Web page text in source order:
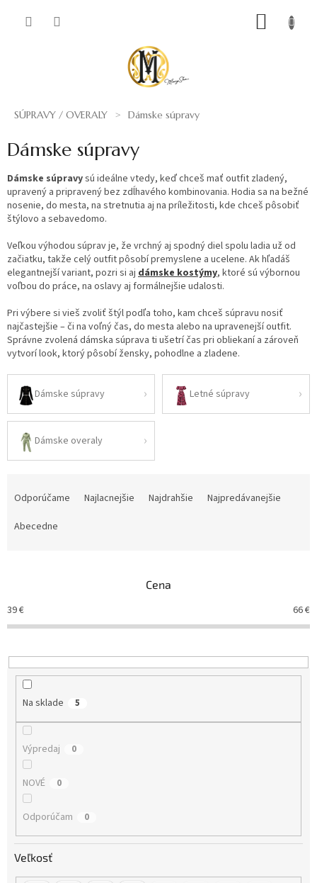
SÚPRAVY / OVERALY Dámske súpravy
Dámske súpravy
Dámske súpravysú ideálne vtedy, keď chceš mať outfit zladený,
upravený a pripravený bez zdĺhavého kombinovania. Hodia sa na bežné
nosenie, do mesta, na stretnutia aj na príležitosti, kde chceš pôsobiť
štýlovo a sebavedomo.
Veľkou výhodou súprav je, že vrchný aj spodný diel spolu ladia už od
začiatku, takže celý outfit pôsobí premyslene a ucelene. Ak hľadáš
elegantnejší variant, pozri si aj dámske kostýmy, ktoré sú výbornou
voľbou do práce, na oslavy aj formálnejšie udalosti.
Pri výbere si vieš zvoliť štýl podľa toho, kam chceš súpravu nosiť
najčastejšie – či na voľný čas, do mesta alebo na upravenejší outfit.
Správne zvolená dámska súprava ti ušetrí čas pri obliekaní a zároveň
vytvorí look, ktorý pôsobí žensky, pohodlne a zladene.
Dámske súpravy Letné súpravy
Dámske overaly
r
o
u
k
Odporúčame Najlacnejšie Najdrahšie
Najpredávanejšie
Abecedne
Cena
39€ 66€
Na sklade 5
Výpredaj 0
NOVÉ 0
Odporúčam 0
Veľkosť